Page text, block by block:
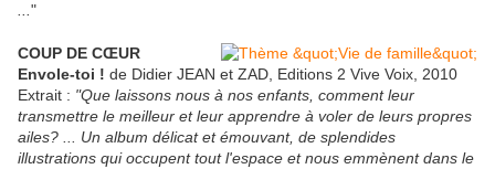
"
COUP DE CŒUR
Envole-toi ! de Didier JEAN et ZAD, Editions 2 Vive Voix, 2010
Extrait : "Que laissons nous à nos enfants, comment leur
transmettre le meilleur et leur apprendre à voler de leurs propres
ailes? ... Un album délicat et émouvant, de splendides
illustrations qui occupent tout l'espace et nous emmènent dans le